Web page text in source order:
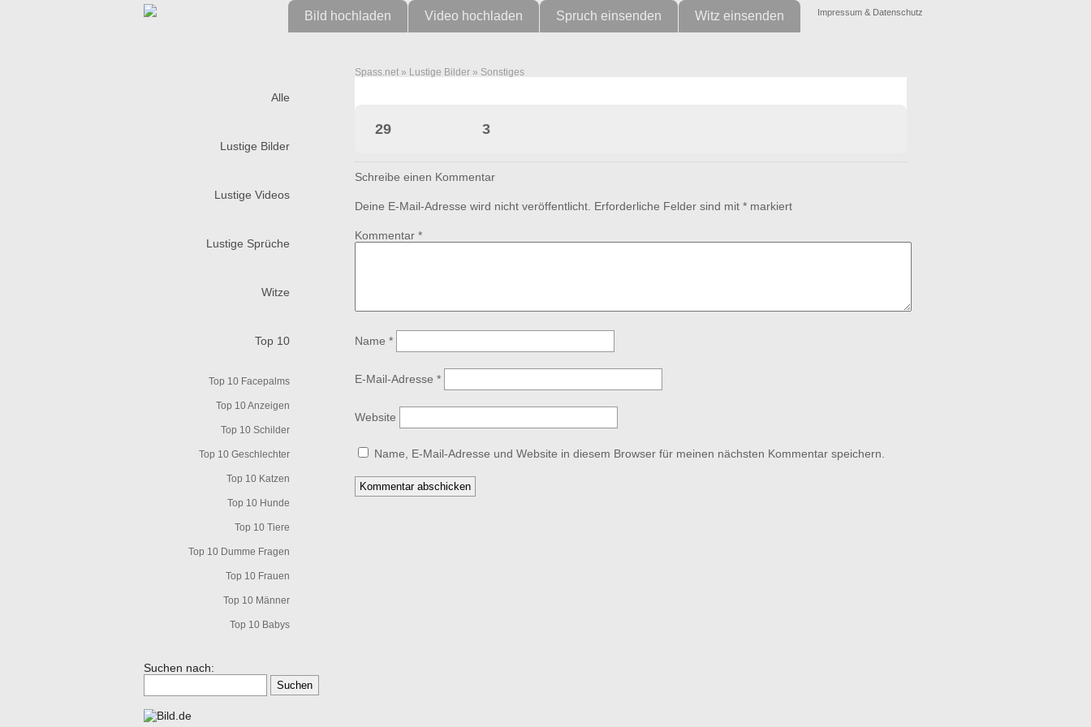
Impressum & Datenschutz
Bild hochladen Video hochladen Spruch einsenden Witz einsenden
Alle
Lustige Bilder
Lustige Videos
Lustige Sprüche
Witze
Top 10
Top 10 Facepalms
Top 10 Anzeigen
Top 10 Schilder
Top 10 Geschlechter
Top 10 Katzen
Top 10 Hunde
Top 10 Tiere
Top 10 Dumme Fragen
Top 10 Frauen
Top 10 Männer
Top 10 Babys
Suchen nach:
Spass.net » Lustige Bilder » Sonstiges
29 3
Schreibe einen Kommentar
Deine E-Mail-Adresse wird nicht veröffentlicht. Erforderliche Felder sind mit * markiert
Kommentar *
Name *
E-Mail-Adresse *
Website
Name, E-Mail-Adresse und Website in diesem Browser für meinen nächsten Kommentar speichern.